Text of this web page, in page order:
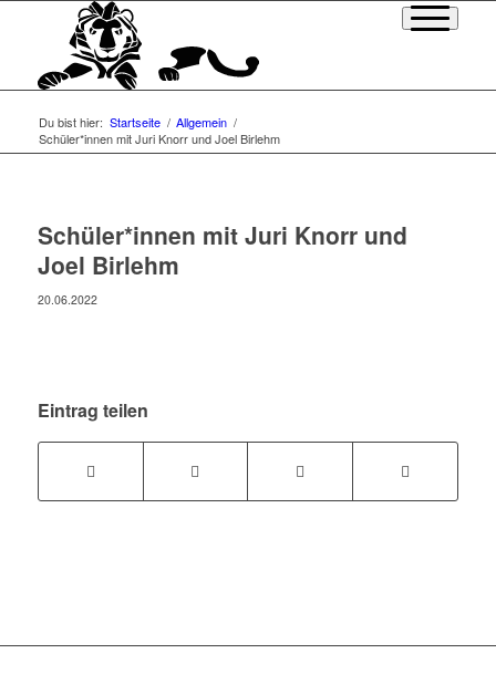
Du bist hier: Startseite / Allgemein /
Schüler*innen mit Juri Knorr und Joel Birlehm
Schüler*innen mit Juri Knorr und
Joel Birlehm
20.06.2022
Eintrag teilen